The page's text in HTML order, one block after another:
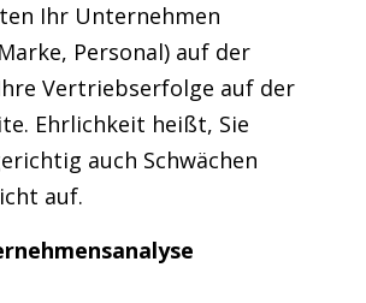
Ihr Unternehmen
Personal) auf der
Vertriebserfolge auf der
Ehrlichkeit heißt, Sie
auch Schwächen
auf.